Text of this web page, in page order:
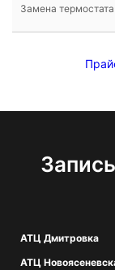
Замена термостата
АТЦ Дмитровка
АТЦ